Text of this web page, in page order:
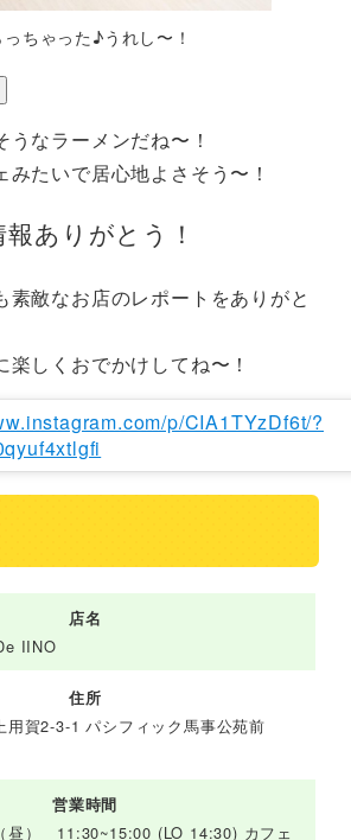
ちゃった♪うれし〜！
なラーメンだね〜！
みたいで居心地よさそう〜！
ありがとう！
素敵なお店のレポートをありがと
楽しくおでかけしてね〜！
p/CIA1TYzDf6t/?
店名
IINO
住所
用賀2-3-1 パシフィック馬事公苑前
営業時間
昼） 11:30~15:00 (LO 14:30) カフェ